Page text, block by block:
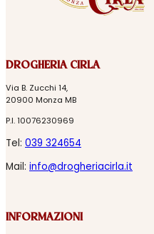
DROGHERIA CIRLA
Via B. Zucchi 14,
20900 Monza MB
P.I. 10076230969
Tel: 039 324654
Mail: info@drogheriacirla.it
INFORMAZIONI